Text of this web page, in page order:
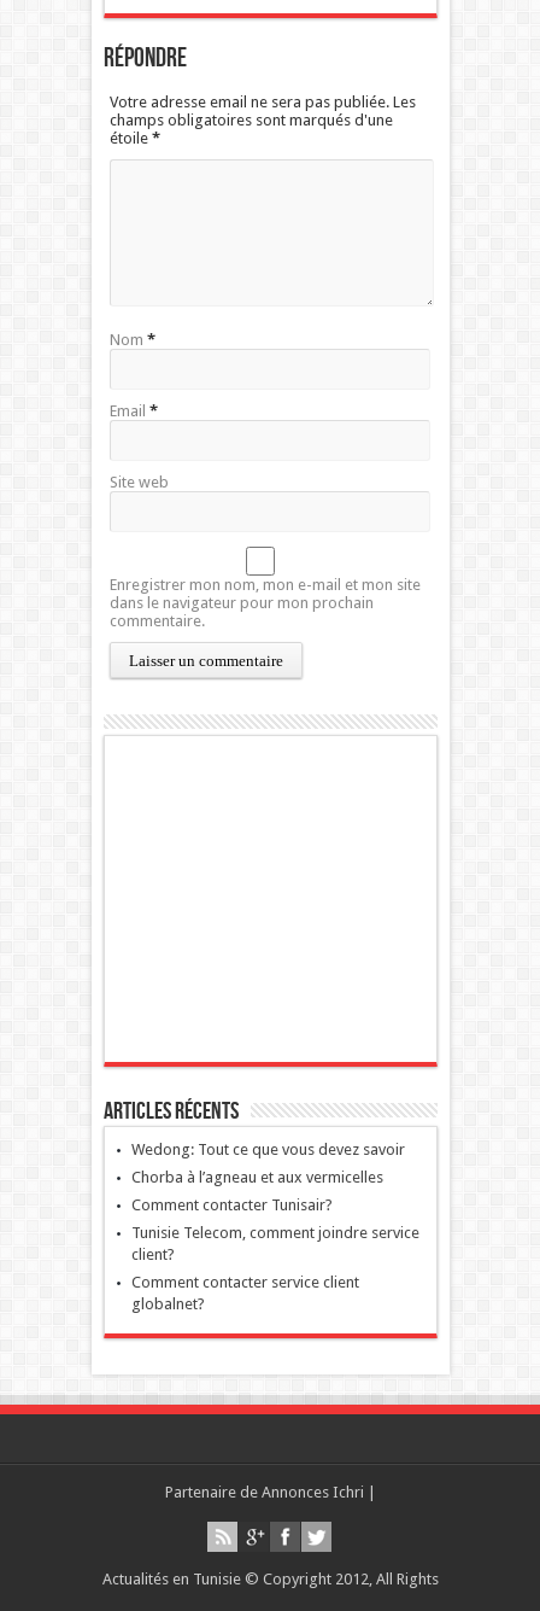
Répondre
Votre adresse email ne sera pas publiée. Les
champs obligatoires sont marqués d'une
étoile *
Nom *
Email *
Site web
Enregistrer mon nom, mon e-mail et mon site
dans le navigateur pour mon prochain
commentaire.
Articles récents
Wedong: Tout ce que vous devez savoir
Chorba à l’agneau et aux vermicelles
Comment contacter Tunisair?
Tunisie Telecom, comment joindre service
client?
Comment contacter service client
globalnet?
Partenaire de Annonces Ichri
Actualités en Tunisie © Copyright 2012, All Rights